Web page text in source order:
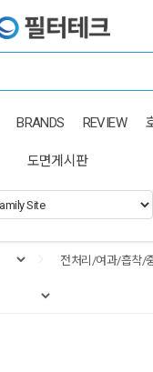
BRANDS REVIEW
도면게시판